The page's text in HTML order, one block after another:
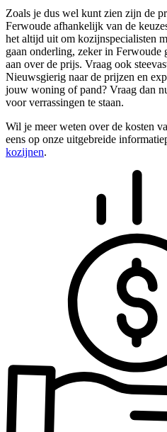
Zoals je dus wel kunt zien zijn de
Ferwoude afhankelijk van de
het altijd uit om kozijnspecialisten
gaan onderling, zeker in Ferwoude
aan over de prijs. Vraag ook
Nieuwsgierig naar de prijzen en
jouw woning of pand? Vraag dan
voor verrassingen te staan.
Wil je meer weten over de kosten
eens op onze uitgebreide
kozijnen.